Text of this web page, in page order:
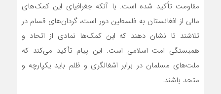
مقاومت تأکید شده است. با آنکه جغرافیای این کمک‌های
مالی از افغانستان به فلسطین دور است، گردان‌های قسام در
تلاشند تا نشان دهند که این کمک‌ها نمادی از اتحاد و
همبستگی امت اسلامی است. این پیام تأکید می‌کند که
ملت‌های مسلمان در برابر اشغالگری و ظلم باید یکپارچه و
متحد باشند.